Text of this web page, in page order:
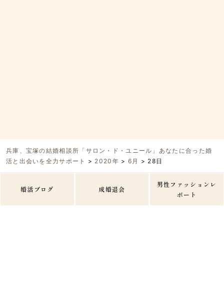
兵庫、宝塚の結婚相談所「サロン・ド・ユニール」あなたに合った婚
活と出会いを全力サポート
> 2020年 > 6月 > 28日
婚活ブログ 成婚退会
男性ファッションレ
ポート